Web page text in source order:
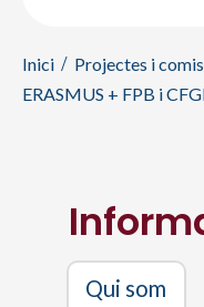
Inici
Projectes i
ERASMUS + FPB i
Qui som